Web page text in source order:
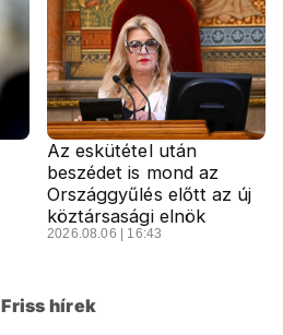
Az eskütétel után
beszédet is mond az
Országgyűlés előtt az új
köztársasági elnök
2026.08.06 | 16:43
Friss hírek